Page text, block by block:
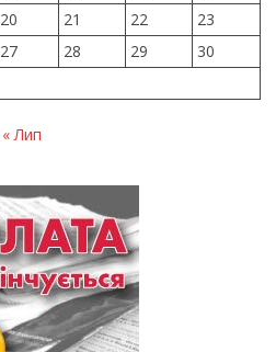
20 21 22
23
27 28 29
30
« Лип